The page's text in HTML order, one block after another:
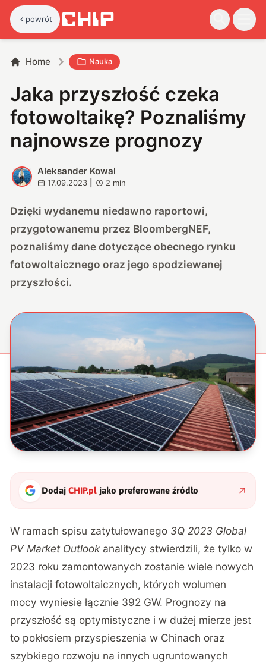
powrót
Home Nauka
Jaka przyszłość czeka
fotowoltaikę? Poznaliśmy
najnowsze prognozy
A
Aleksander Kowal
17.09.2023 2 min
Dzięki wydanemu niedawno raportowi,
przygotowanemu przez BloombergNEF,
poznaliśmy dane dotyczące obecnego rynku
fotowoltaicznego oraz jego spodziewanej
przyszłości.
DodajCHIP.pl jako preferowane źródło
W ramach spisu zatytułowanego 3Q 2023 Global
PV Market Outlookanalitycy stwierdzili, że tylko w
2023 roku zamontowanych zostanie wiele nowych
instalacji fotowoltaicznych, których wolumen
mocy wyniesie łącznie 392 GW. Prognozy na
przyszłość są optymistyczne i w dużej mierze jest
to pokłosiem przyspieszenia w Chinach oraz
szybkiego rozwoju na innych ugruntowanych